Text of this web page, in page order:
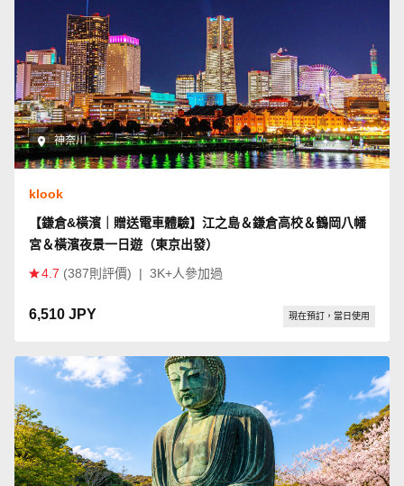
神奈川
klook
【鎌倉&橫濱｜贈送電車體驗】江之島＆鎌倉高校＆鶴岡八幡
宮＆橫濱夜景一日遊（東京出發）
4.7 (387則評價) | 3K+人參加過
6,510 JPY 現在預訂，當日使用